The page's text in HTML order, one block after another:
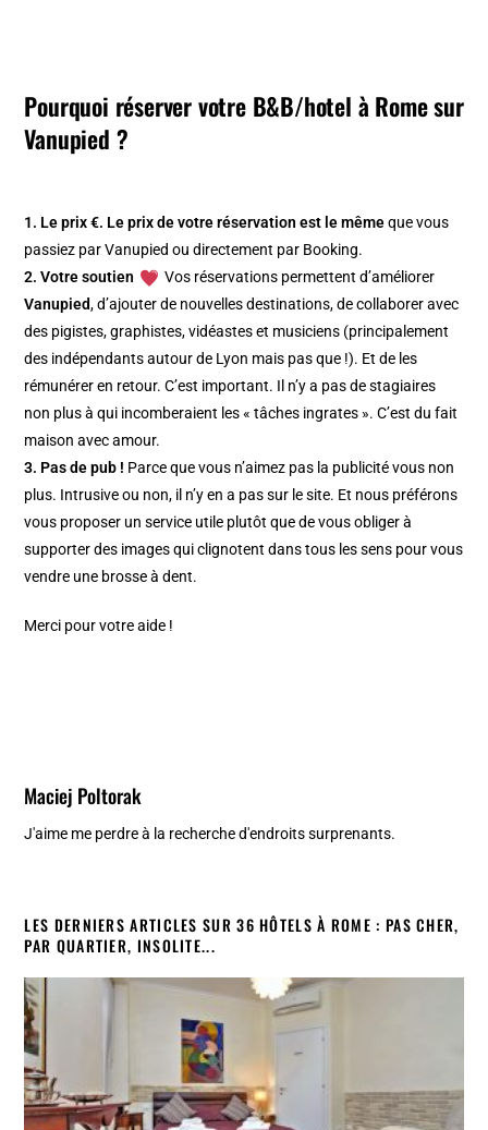
Pourquoi réserver votre B&B/hotel à Rome sur
Vanupied ?
1. Le prix €. Le prix de votre réservation est le mêmeque vous
passiez par Vanupied ou directement par Booking.
2. Votre soutien
Vos réservations permettent d’améliorer
Vanupied, d’ajouter de nouvelles destinations, de collaborer avec
des pigistes, graphistes, vidéastes et musiciens (principalement
des indépendants autour de Lyon mais pas que !). Et de les
rémunérer en retour. C’est important. Il n’y a pas de stagiaires
non plus à qui incomberaient les « tâches ingrates ». C’est du fait
maison avec amour.
3. Pas de pub ! Parce que vous n’aimez pas la publicité vous non
plus. Intrusive ou non, il n’y en a pas sur le site. Et nous préférons
vous proposer un service utile plutôt que de vous obliger à
supporter des images qui clignotent dans tous les sens pour vous
vendre une brosse à dent.
Merci pour votre aide !
Maciej Poltorak
J'aime me perdre à la recherche d'endroits surprenants.
LES DERNIERS ARTICLES SUR 36 HÔTELS À ROME : PAS CHER,
PAR QUARTIER, INSOLITE...